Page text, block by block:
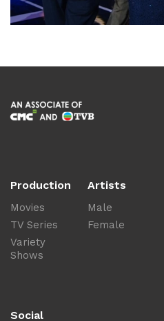
Production
Movies
TV Series
Variety
Shows
Artists
Male
Female
Social